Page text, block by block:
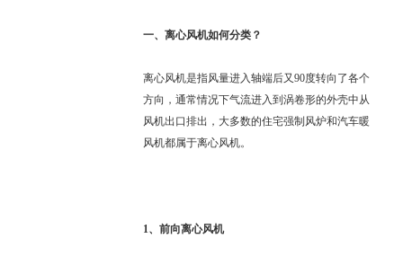
一、离心风机如何分类 ？
离心风机是指风量进入轴端后又90度转向了各个
方向，通常情况下气流进入到涡卷形的外壳中从
风机出口排出，大多数的住宅强制风炉和汽车暖
风机都属于离心风机。
1、前向离心风机